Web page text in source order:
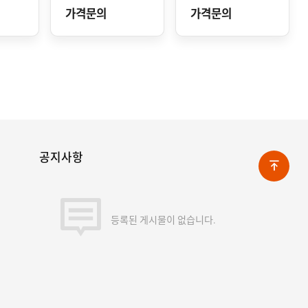
가격문의 가격문의
공지사항
등록된 게시물이 없습니다.